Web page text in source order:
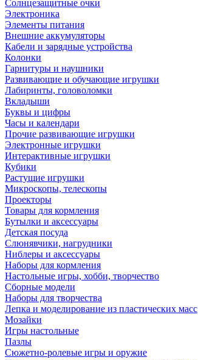
Солнцезащитные очки
Электроника
Элементы питания
Внешние аккумуляторы
Кабели и зарядные устройства
Колонки
Гарнитуры и наушники
Развивающие и обучающие игрушки
Лабиринты, головоломки
Вкладыши
Буквы и цифры
Часы и календари
Прочие развивающие игрушки
Электронные игрушки
Интерактивные игрушки
Кубики
Растущие игрушки
Микроскопы, телескопы
Проекторы
Товары для кормления
Бутылки и аксессуары
Детская посуда
Слюнявчики, нагрудники
Ниблеры и аксессуары
Наборы для кормления
Настольные игры, хобби, творчество
Сборные модели
Наборы для творчества
Лепка и моделирование из пластических масс
Мозайки
Игры настольные
Пазлы
Сюжетно-ролевые игры и оружие